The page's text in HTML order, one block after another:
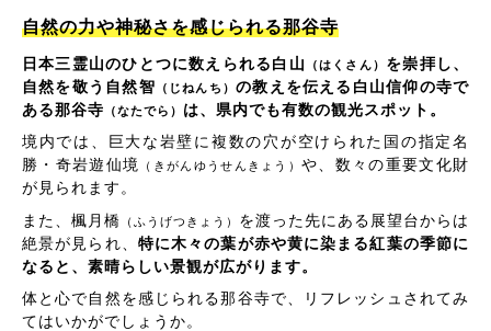
自然の力や神秘さを感じられる那谷寺
日本三霊山のひとつに数えられる白山 （はくさん） を崇拝し、
自然を敬う自然智 （じねんち）の教えを伝える白山信仰の寺で
ある那谷寺 （なたでら） は、県内でも有数の観光スポット。
境内では、巨大な岩壁に複数の穴が空けられた国の指定名
勝・奇岩遊仙境
（きがんゆうせんきょう）や、数々の重要文化財
が見られます。
また、楓月橋 （ふうげつきょう） を渡った先にある展望台からは
絶景が見られ、 特に木々の葉が赤や黄に染まる紅葉の季節に
なると、素晴らしい景観が広がります。
体と心で自然を感じられる那谷寺で、リフレッシュされてみ
てはいかがでしょうか。